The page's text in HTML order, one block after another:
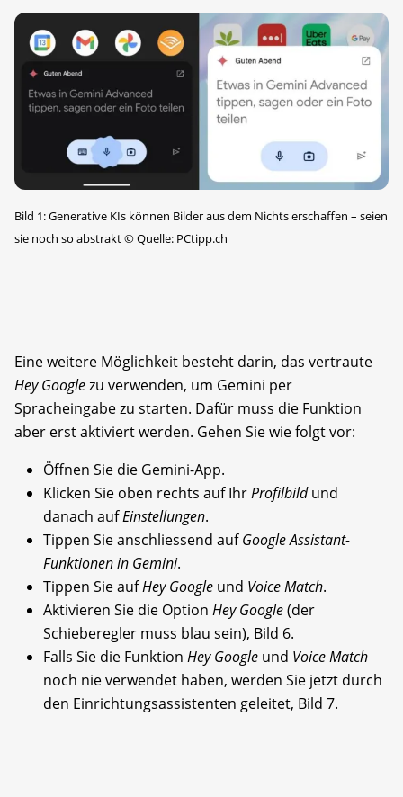
Bild 1: Generative KIs können Bilder aus dem Nichts erschaffen – seien
sie noch so abstrakt©Quelle: PCtipp.ch
Eine weitere Möglichkeit besteht darin, das vertraute
Hey Googlezu verwenden, um Gemini per
Spracheingabe zu starten. Dafür muss die Funktion
aber erst aktiviert werden. Gehen Sie wie folgt vor:
Öffnen Sie die Gemini-App.
Klicken Sie oben rechts auf IhrProfilbildund
danach aufEinstellungen.
Tippen Sie anschliessend aufGoogle Assistant-
Funktionen in Gemini.
Tippen Sie aufHey Google und Voice Match.
Aktivieren Sie die Option Hey Google(der
Schieberegler muss blau sein), Bild 6.
Falls Sie die Funktion Hey Google und Voice Match
noch nie verwendet haben, werden Sie jetzt durch
den Einrichtungsassistenten geleitet, Bild 7.